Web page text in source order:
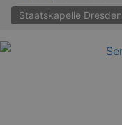
Staatskapelle Dresden